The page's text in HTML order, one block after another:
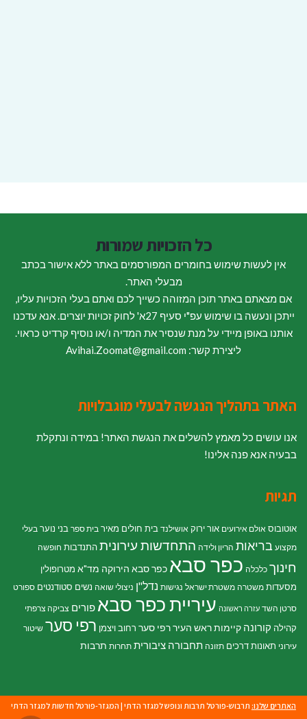
כל הזכויות שמורות
אין לעשות שימוש בחומרים המפורסמים באתר ללא אישור בכתב
מבעלי האתר.
אם מצאתם באתר תוכן המזוהה כשייך לכם ואתם בעלי הזכויות עליו,
ייתכן ונעשה בו שימוש עפ"י סעיף 27א' לחוק זכויות יוצרים. אנא עדכנו
אותנו באופן מיידי על מנת שנסיר את המדיה ו/או נוסיף קרדיט כראוי.
ליצירת קשר: Avihai.Zoomat@gmail.com
האתר בתהליך הנגשה לבעלי מוגבלויות
אנו עושים כל מאמץ להשלים את הנגשת האתר! במידה ונתקלת
בבעיה אנא פנה אלינו!
תגיות
אוטובוס אולם אירועים אור ירוק אושילנד בית חולים מאיר בית ספר בני נוער בעלי
מקצוע בריאות הריון ולידה התחדשות עירוניתהתנדבות חופשה
חינוך כלכלה כפר סבא כפר סבא הירוקה מד"א מטרופולין
מסעדות משטרה משטרת ישראל נגישות נדל"ן ניצולי שואה נשים סטודנטים ספורט
סרטן השד עזרה ראשונה עיריית כפר סבא פורים צביקה צרפתי
קהילה קורונה קיימותראש העיר רפי סער רחוב ויצמן רפי סער שיטור
עירוני תאונות דרכים תזונה תחבורה ציבורית תחרות תרבות
האתרים שלנו: תרבוש-פורטל תרבות ונופש למגזר הדתי | המגזר-פורטל חדשות למגזר הדתי